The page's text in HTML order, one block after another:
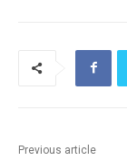
Previous article